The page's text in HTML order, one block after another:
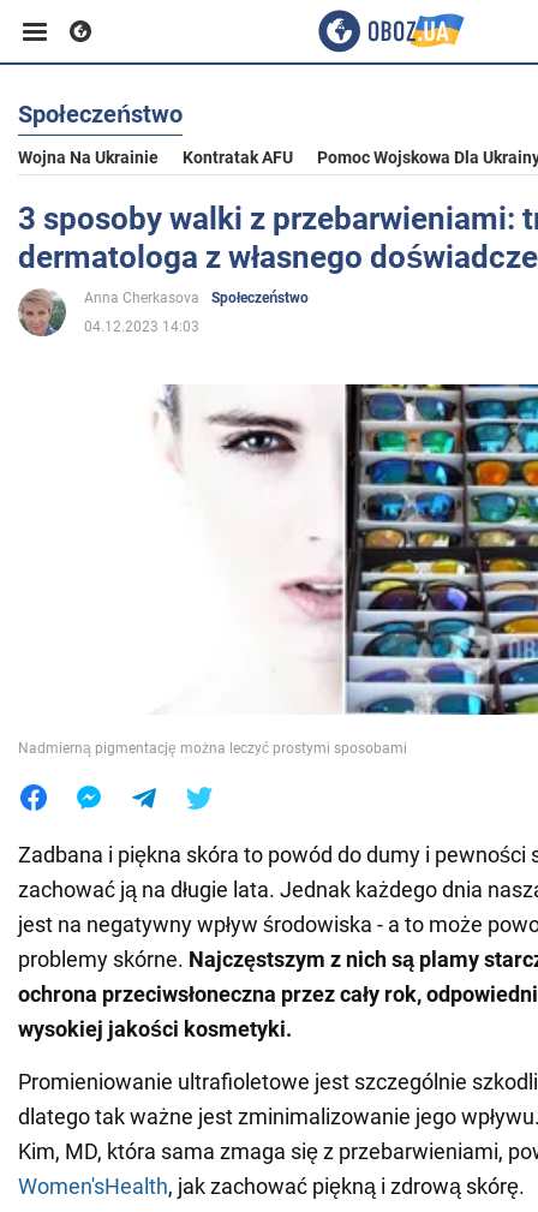
Biznes
Sport
Rozrywka
Jedzenie
Społeczeństwo
Wojna Na Ukrainie Kontratak AFU Pomoc Wojskowa Dla
3 sposoby walki z przebarwieniami:
dermatologa z własnego
Anna Cherkasova
Społeczeństwo
04.12.2023 14:03
Nadmierną pigmentację można leczyć prostymi sposobami
Zadbana i piękna skóra to powód do dumy i pewności
zachować ją na długie lata. Jednak każdego dnia
jest na negatywny wpływ środowiska - a to może
problemy skórne. Najczęstszym z nich są plamy
ochrona przeciwsłoneczna przez cały rok,
wysokiej jakości kosmetyki.
Promieniowanie ultrafioletowe jest szczególnie
dlatego tak ważne jest zminimalizowanie jego
Kim, MD, która sama zmaga się z przebarwieniami,
Women'sHealth, jak zachować piękną i zdrową skórę.